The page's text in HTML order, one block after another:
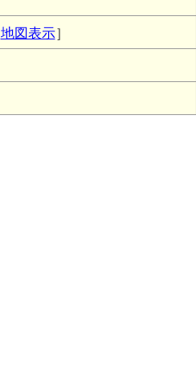
地図表示］